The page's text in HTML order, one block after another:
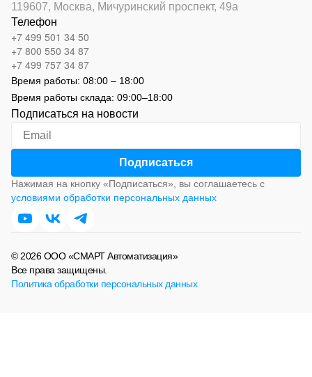
119607, Москва, Мичуринский проспект, 49а
Телефон
+7 499 501 34 50
+7 800 550 34 87
+7 499 757 34 87
Время работы: 08:00 – 18:00
Время работы склада: 09:00–18:00
Подписаться на новости
Нажимая на кнопку «Подписаться», вы соглашаетесь с
условиями обработки персональных данных
© 2026 ООО «СМАРТ Автоматизация»
Все права защищены.
Политика обработки персональных данных